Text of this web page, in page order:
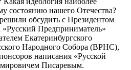
состоянию нашего Отечества?
обсудить с Президентом
«Русский Предприниматель»
Екатеринбургского
Народного Собора (ВРНС),
написания «Русской
Писаревым.